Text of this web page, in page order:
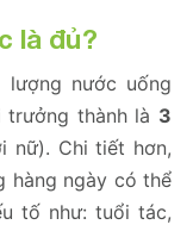
là đủ?
lượng nước uống
thành là 3
nữ). Chi tiết hơn,
hàng ngày có thể
tố như: tuổi tác,